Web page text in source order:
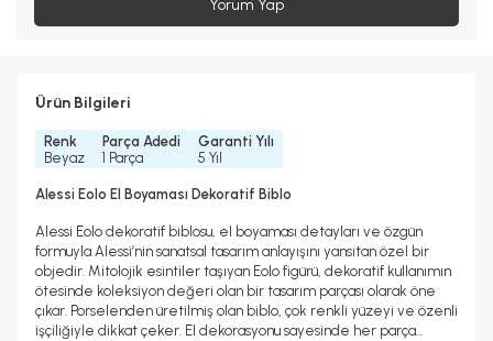
Yorum Yap
Ürün Bilgileri
Renk
Beyaz
Parça Adedi
1 Parça
Garanti Yılı
5 Yıl
Alessi Eolo El Boyaması Dekoratif Biblo
Alessi Eolo dekoratif biblosu, el boyaması detayları ve özgün
formuyla Alessi’nin sanatsal tasarım anlayışını yansıtan özel bir
objedir. Mitolojik esintiler taşıyan Eolo figürü, dekoratif kullanımın
ötesinde koleksiyon değeri olan bir tasarım parçası olarak öne
çıkar. Porselenden üretilmiş olan biblo, çok renkli yüzeyi ve özenli
işçiliğiyle dikkat çeker. El dekorasyonu sayesinde her parça